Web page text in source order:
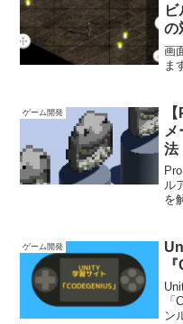
の
画
ま
ゲーム開発
法
ル
を
ゲーム開発
ン